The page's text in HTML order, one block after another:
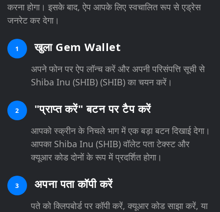
करना होगा। इसके बाद, ऐप आपके लिए स्वचालित रूप से एड्रेस
जनरेट कर देगा।
1 खुला Gem Wallet
अपने फोन पर ऐप लॉन्च करें और अपनी परिसंपत्ति सूची से
Shiba Inu (SHIB) (SHIB) का चयन करें।
2 "प्राप्त करें" बटन पर टैप करें
आपको स्क्रीन के निचले भाग में एक बड़ा बटन दिखाई देगा।
आपका Shiba Inu (SHIB) वॉलेट पता टेक्स्ट और
क्यूआर कोड दोनों के रूप में प्रदर्शित होगा।
3 अपना पता कॉपी करें
पते को क्लिपबोर्ड पर कॉपी करें, क्यूआर कोड साझा करें, या